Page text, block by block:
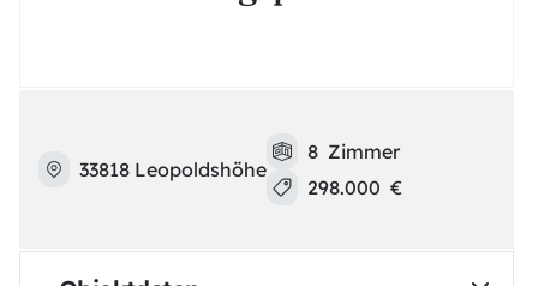
33818 Leopoldshöhe
8 Zimmer
298.000 €